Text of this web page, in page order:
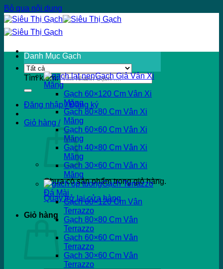
Bỏ qua nội dung
Tìm kiếm:
Đăng nhập / Đăng ký
Giỏ hàng /
Chưa có sản phẩm trong giỏ hàng.
Quay trở lại cửa hàng
Giỏ hàng
Danh Mục Gạch
Gạch Giả Vân Xi
Măng
Gạch 60×120 Cm Vân Xi
Măng
Gạch 80×80 Cm Vân Xi
Măng
Gạch 60×60 Cm Vân Xi
Măng
Gạch 40×80 Cm Vân Xi
Măng
Gạch 30×60 Cm Vân Xi
Măng
Gạch Terrazzo
Đá Mài
Gạch 60×120 Cm Vân
Terrazzo
Gạch 80×80 Cm Vân
Terrazzo
Gạch 60×60 Cm Vân
Terrazzo
Gạch 30×60 Cm Vân
Terrazzo